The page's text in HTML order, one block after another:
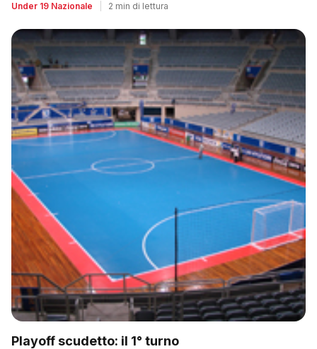
Under 19 Nazionale 2 min di lettura
Playoff scudetto: il 1° turno